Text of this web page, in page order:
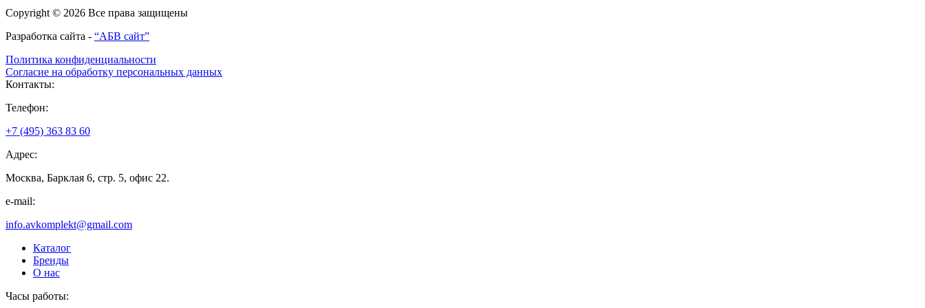
Copyright © 2026 Все права защищены
Разработка сайта - “АБВ сайт”
Политика конфиденциальности
Согласие на обработку персональных данных
Контакты:
Телефон:
+7 (495) 363 83 60
Адрес:
Москва, Барклая 6, стр. 5, офис 22.
e-mail:
info.avkomplekt@gmail.com
Каталог
Бренды
О нас
Часы работы: